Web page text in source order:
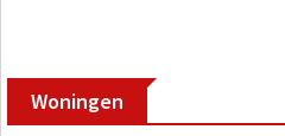
Woningen